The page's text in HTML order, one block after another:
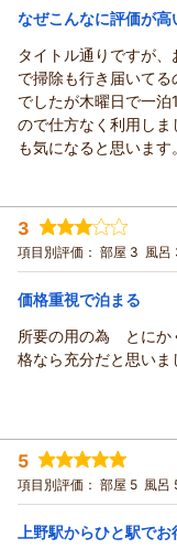
一方で、廊下からの
部分もございますが
りに向けて、今後の
また、周辺環境につ
います。当ホテルは
ジネスの拠点として
し、サービスの向上
またお近くへお越し
さい。スタッフ一同
この度はホテルセレ
をお寄せいただき誠
当ホテルの立地や周
にご満足いただけた
お客様のご滞在が快
「また利用します」
です。今後も価格以
快適な客室づくりと
またお近くへお越し
ださい。スタッフ一
なぜこんなに評価が
タイトル通りですが
で掃除も行き届いて
でしたが木曜日で一
ので仕方なく利用し
も気になると思いま
宿泊時期： 2026年06月
投稿者： まっさんさん
宿泊プラン： 【お得なバ
宿泊価格帯： 11,001～
この度はホテルセレ
を割いてご意見をお
せっかく当ホテルを
のたばこの臭いや騒
こと、心よりお詫び
喫煙ルームをご利用
たとのご指摘につき
し、より快適にお過
3
項目別評価： 部屋 3 風呂
価格重視で泊まる
所要の用の為 とにか
格なら充分だと思いま
投稿者： じゃらんさん(女
宿泊プラン： 【当日限定
【素泊まり】
ダブル 食
宿泊価格帯： 4,001～
5
項目別評価： 部屋 5 風呂
上野駅からひと駅でお